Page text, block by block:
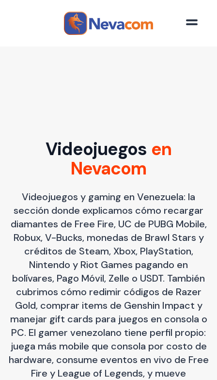
Videojuegos en
Nevacom
Videojuegos y gaming en Venezuela: la
sección donde explicamos cómo recargar
diamantes de Free Fire, UC de PUBG Mobile,
Robux, V-Bucks, monedas de Brawl Stars y
créditos de Steam, Xbox, PlayStation,
Nintendo y Riot Games pagando en
bolívares, Pago Móvil, Zelle o USDT. También
cubrimos cómo redimir códigos de Razer
Gold, comprar items de Genshin Impact y
manejar gift cards para juegos en consola o
PC. El gamer venezolano tiene perfil propio:
juega más mobile que consola por costo de
hardware, consume eventos en vivo de Free
Fire y League of Legends, y mueve